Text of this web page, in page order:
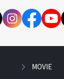
MOVIE